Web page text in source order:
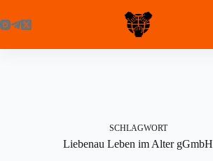
Inhalt
springen
SCHLAGWORT
Liebenau Leben im Alter gGmbH